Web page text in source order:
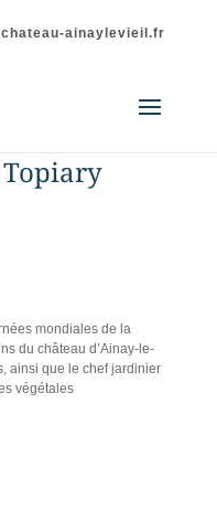
ainaylevieil.fr
mondiales de la
du château d’Ainay-le-
ainsi que le chef jardinier
végétales